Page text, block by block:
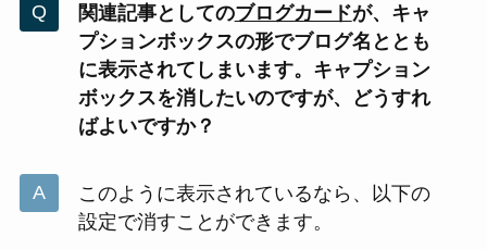
関連記事としてのブログカードが、キャ
プションボックスの形でブログ名ととも
に表示されてしまいます。キャプション
ボックスを消したいのですが、どうすれ
ばよいですか？
このように表示されているなら、以下の
設定で消すことができます。